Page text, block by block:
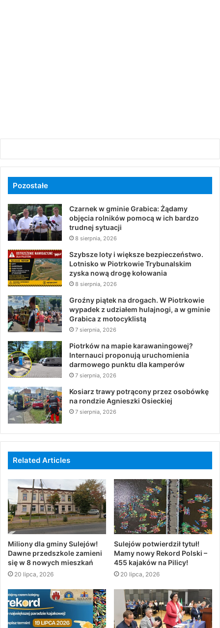
Pozostałe
Czarnek w gminie Grabica: Żądamy
objęcia rolników pomocą w ich bardzo
trudnej sytuacji
8 sierpnia, 2026
Szybsze loty i większe bezpieczeństwo.
Lotnisko w Piotrkowie Trybunalskim
zyska nową drogę kołowania
8 sierpnia, 2026
Groźny piątek na drogach. W Piotrkowie
wypadek z udziałem hulajnogi, a w gminie
Grabica z motocyklistą
7 sierpnia, 2026
Piotrków na mapie karawaningowej?
Internauci proponują uruchomienia
darmowego punktu dla kamperów
7 sierpnia, 2026
Kosiarz trawy potrącony przez osobówkę
na rondzie Agnieszki Osieckiej
7 sierpnia, 2026
Related Articles
Miliony dla gminy Sulejów!
Dawne przedszkole zamieni
się w 8 nowych mieszkań
20 lipca, 2026
Sulejów potwierdził tytuł!
Mamy nowy Rekord Polski –
455 kajaków na Pilicy!
20 lipca, 2026